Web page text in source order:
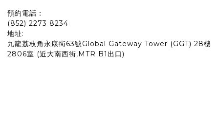
預約電話：
(852) 2273 8234
地址:
九龍荔枝角永康街63號Global Gateway Tower (GGT) 28樓
2806室 (近大南西街,MTR B1出口)